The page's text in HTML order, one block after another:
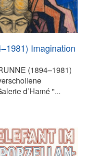
Imagination
(1894–1981)
d’Hamé "...